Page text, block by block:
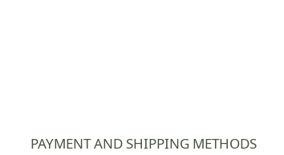
PAYMENT AND SHIPPING METHODS